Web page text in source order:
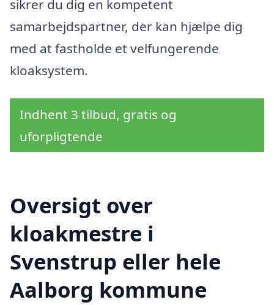
sikrer du dig en kompetent
samarbejdspartner, der kan hjælpe dig
med at fastholde et velfungerende
kloaksystem.
Indhent 3 tilbud, gratis og
uforpligtende
Oversigt over
kloakmestre i
Svenstrup eller hele
Aalborg kommune